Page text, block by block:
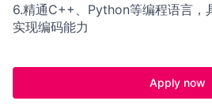
6.精通C++、Python等编程语言，
实现编码能力
Apply now